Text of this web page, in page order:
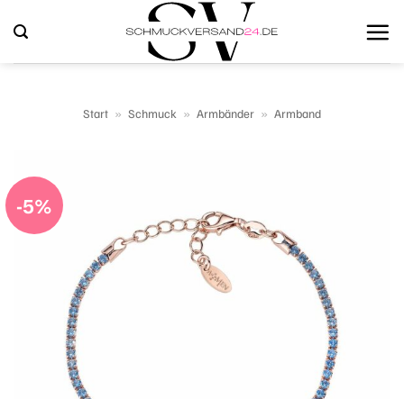
Inhalt
springen
Start » Schmuck » Armbänder » Armband
-5%